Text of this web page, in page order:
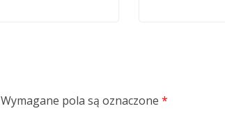
Wymagane pola są oznaczone *